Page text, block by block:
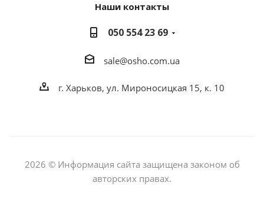
Наши контакты
050 554 23 69
sale@osho.com.ua
г. Харьков, ул. Мироносицкая 15, к. 10
2026 © Информация сайта защищена законом об
авторских правах.